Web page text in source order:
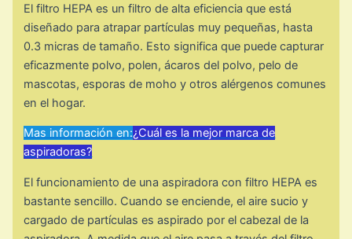
El filtro HEPA es un filtro de alta eficiencia que está
diseñado para atrapar partículas muy pequeñas, hasta
0.3 micras de tamaño. Esto significa que puede capturar
eficazmente polvo, polen, ácaros del polvo, pelo de
mascotas, esporas de moho y otros alérgenos comunes
en el hogar.
Mas información en:¿Cuál es la mejor marca de
aspiradoras?
El funcionamiento de una aspiradora con filtro HEPA es
bastante sencillo. Cuando se enciende, el aire sucio y
cargado de partículas es aspirado por el cabezal de la